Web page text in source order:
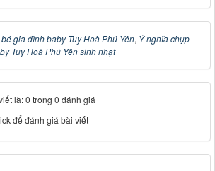
gia đình baby Tuy Hoà Phú Yên, Ý nghĩa chụp
Tuy Hoà Phú Yên sinh nhật
là: 0 trong 0 đánh giá
để đánh giá bài viết